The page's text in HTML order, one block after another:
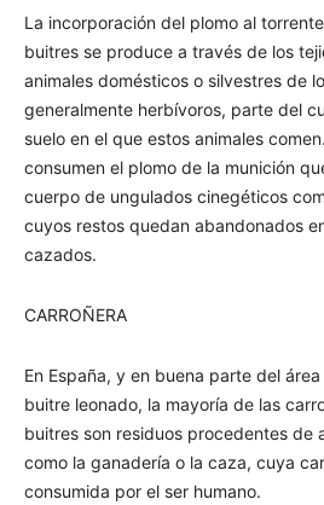
La incorporación del plomo al
buitres se produce a través de los
animales domésticos o silvestres de
generalmente herbívoros, parte del
suelo en el que estos animales
consumen el plomo de la munición
cuerpo de ungulados cinegéticos
cuyos restos quedan abandonados
cazados.
CARROÑERA
En España, y en buena parte del
buitre leonado, la mayoría de las
buitres son residuos procedentes de
como la ganadería o la caza, cuya
consumida por el ser humano.